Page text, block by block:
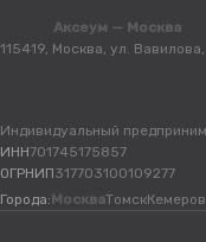
Аксеум — Москва
115419, Москва, ул.
Индивидуальный
ИНН701745175857
ОГРНИП317703100109277
Города: МоскваТомск